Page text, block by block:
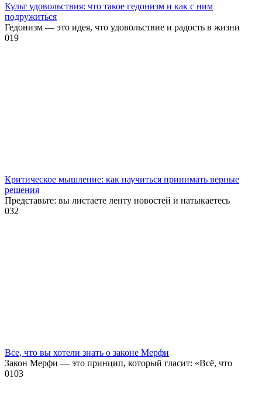
Культ удовольствия: что такое гедонизм и как с ним
подружиться
Гедонизм — это идея, что удовольствие и радость в жизни
019
Критическое мышление: как научиться принимать верные
решения
Представьте: вы листаете ленту новостей и натыкаетесь
032
Все, что вы хотели знать о законе Мерфи
Закон Мерфи — это принцип, который гласит: «Всё, что
0103